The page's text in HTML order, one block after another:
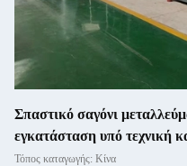
Σπαστικό σαγόνι
εγκατάσταση υπό τεχνική
Τόπος καταγωγής: Κίνα